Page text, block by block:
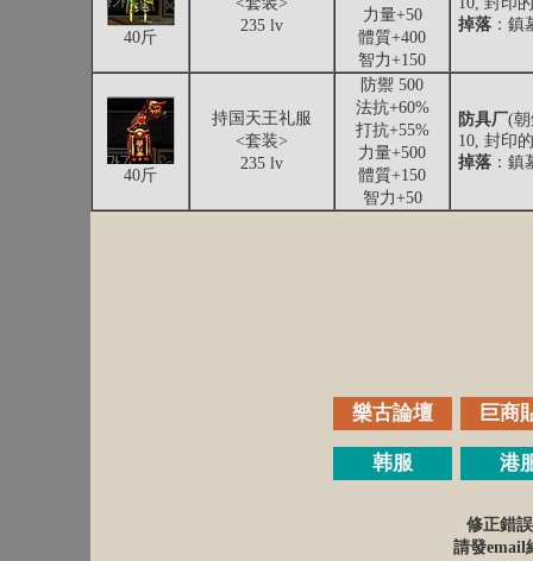
40斤
235 lv
力量+50
體質+400
智力+150
掉落 ：鎮
40斤
持国天王礼服
<套装>
235 lv
防禦 500
法抗+60%
打抗+55%
力量+500
體質+150
智力+50
防具厂(
10, 封印
掉落 ：鎮
樂古論壇 巨商
韩服 港
修正錯
請發email